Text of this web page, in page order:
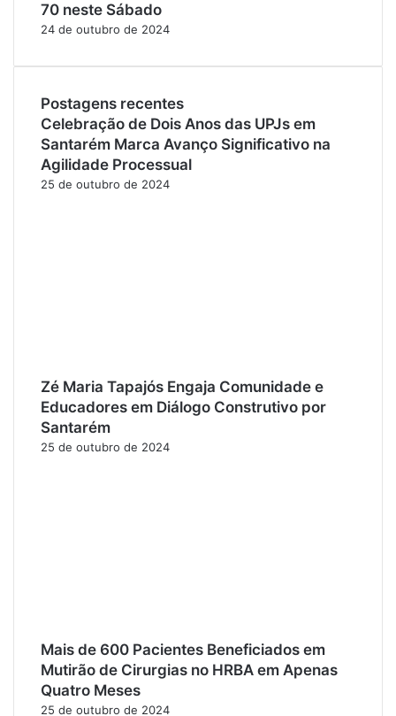
70 neste Sábado
24 de outubro de 2024
Postagens recentes
Celebração de Dois Anos das UPJs em
Santarém Marca Avanço Significativo na
Agilidade Processual
25 de outubro de 2024
Zé Maria Tapajós Engaja Comunidade e
Educadores em Diálogo Construtivo por
Santarém
25 de outubro de 2024
Mais de 600 Pacientes Beneficiados em
Mutirão de Cirurgias no HRBA em Apenas
Quatro Meses
25 de outubro de 2024